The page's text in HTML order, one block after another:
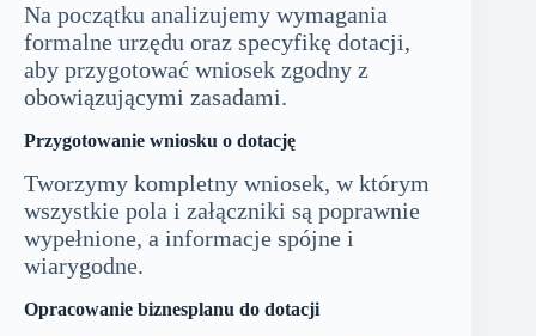
Na początku analizujemy wymagania
formalne urzędu oraz specyfikę dotacji,
aby przygotować wniosek zgodny z
obowiązującymi zasadami.
Przygotowanie wniosku o dotację
Tworzymy kompletny wniosek, w którym
wszystkie pola i załączniki są poprawnie
wypełnione, a informacje spójne i
wiarygodne.
Opracowanie biznesplanu do dotacji